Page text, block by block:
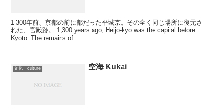
1,300年前、京都の前に都だった平城京。その全く同じ場所に復元さ
れた、宮殿跡。 1,300 years ago, Heijo-kyo was the capital before
Kyoto. The remains of...
文化 culture 空海 Kukai